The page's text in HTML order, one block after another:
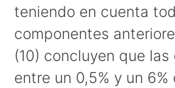
teniendo en cuenta
componentes
(10) concluyen que
entre un 0,5% y un